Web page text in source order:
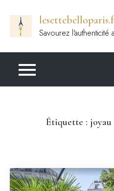
contenu
Savourez
Étiquette :